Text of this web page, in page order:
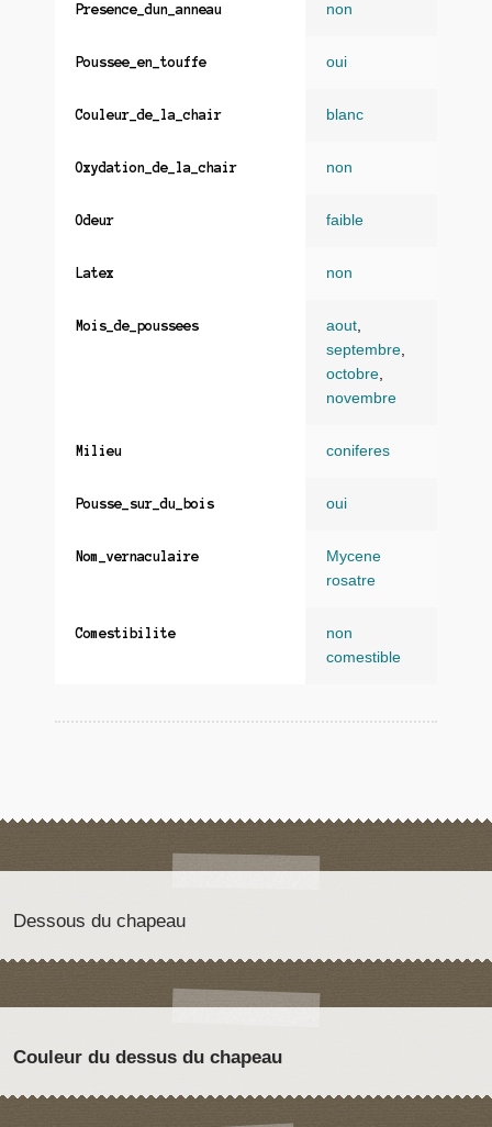
Presence_dun_anneau non
Poussee_en_touffe oui
Couleur_de_la_chair blanc
Oxydation_de_la_chair non
Odeur faible
Latex non
Mois_de_poussees aout,
septembre,
octobre,
novembre
Milieu coniferes
Pousse_sur_du_bois oui
Nom_vernaculaire
Mycene
rosatre
Comestibilite
non
comestible
Dessous du chapeau
Couleur du dessus du chapeau